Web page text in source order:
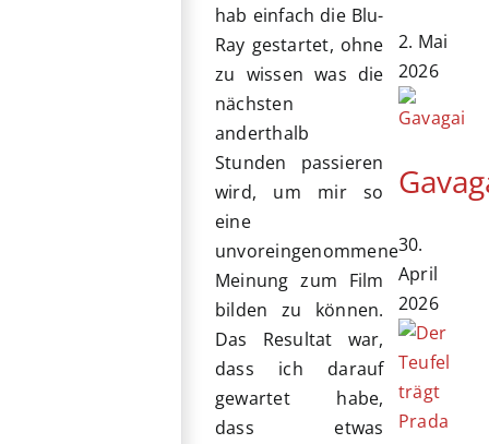
hab einfach die Blu-
Ray gestartet, ohne
zu wissen was die
nächsten
anderthalb
Stunden passieren
wird, um mir so
eine
unvoreingenommene
Meinung zum Film
bilden zu können.
Das Resultat war,
dass ich darauf
gewartet habe,
dass etwas
2. Mai
2026
30.
April
2026